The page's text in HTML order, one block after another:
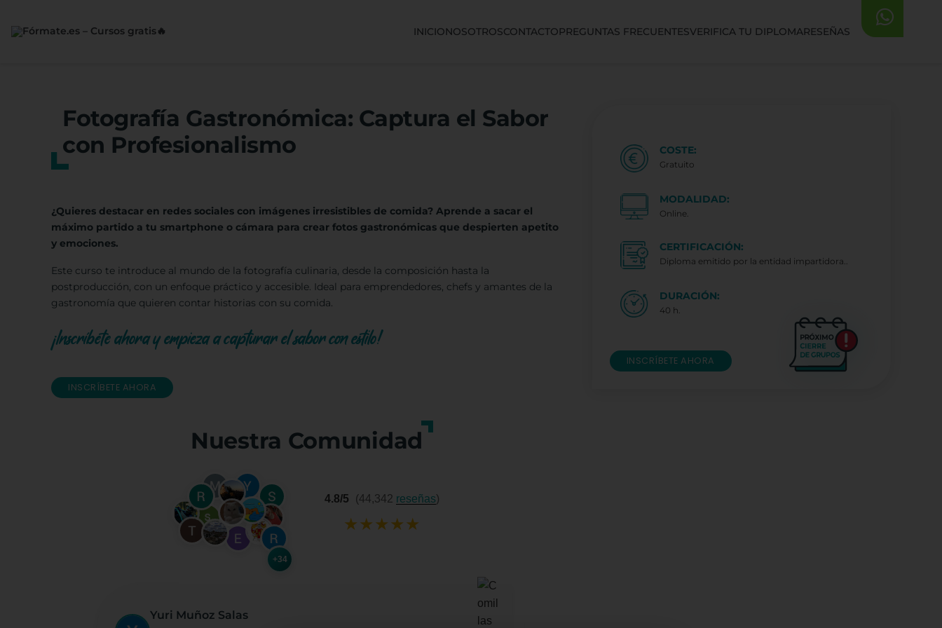
INICIONOSOTROSCONTACTOPREGUNTAS FRECUENTESVERIFICA TU DIPLOMARESEÑAS
Fotografía Gastronómica: Captura el Sabor
con Profesionalismo
¿Quieres destacar en redes sociales con imágenes irresistibles de comida? Aprende a sacar el
máximo partido a tu smartphone o cámara para crear fotos gastronómicas que despierten apetito
y emociones.
Este curso te introduce al mundo de la fotografía culinaria, desde la composición hasta la
postproducción, con un enfoque práctico y accesible. Ideal para emprendedores, chefs y amantes de la
gastronomía que quieren contar historias con su comida.
¡Inscríbete ahora y empieza a capturar el sabor con estilo!
INSCRÍBETE AHORA
Nuestra Comunidad
+34
4.8/5 (44,342 reseñas)
★★★★★
Yuri Muñoz Salas
COSTE:
Gratuito
MODALIDAD:
Online.
CERTIFICACIÓN:
Diploma emitido por la entidad impartidora..
DURACIÓN:
40 h.
INSCRÍBETE AHORA